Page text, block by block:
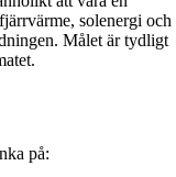
solenergi och
Målet är tydligt
på: